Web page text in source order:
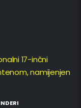
17-inčni
namijenjen